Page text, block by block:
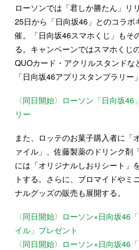
ローソンでは「君しか勝たん」リ
25日から「日向坂46」とのコラボ
催。「日向坂46スマホくじ」もそ
る。キャンペーンではスマホくじ
QUOカード・アクリルスタンドな
「日向坂46アプリスタンプラリー
〈同日開始〉ローソン「日向坂46
リー
また、ロッテのお菓子購入者に「
ァイル」、佐藤製薬のドリンク剤
には「オリジナルしおりシート」
トする。さらに、ブロマイドやミ
ナルグッズの販売も展開する。
〈同日開始〉ローソン×日向坂46
イル」プレゼント
〈同日開始〉ローソン×日向坂46